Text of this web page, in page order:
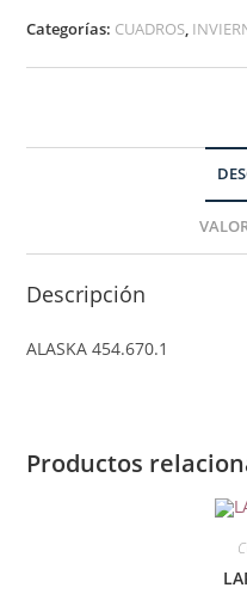
Categorías: CUADROS
Descripción
ALASKA 454.670.1
Productos